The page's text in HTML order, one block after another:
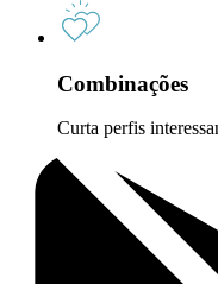
Combinações
Curta perfis